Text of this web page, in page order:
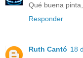
Qué buena
Responder
Ruth Cantó 18